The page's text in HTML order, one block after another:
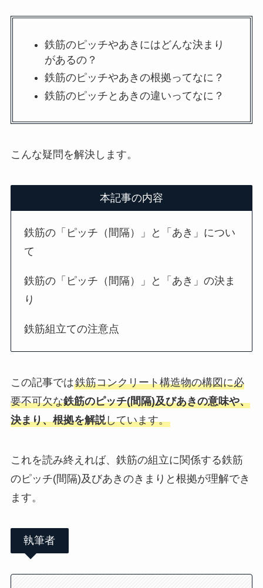
鉄筋のピッチやあきにはどんな決まり
があるの？
鉄筋のピッチやあきの根拠ってなに？
鉄筋のピッチとあきの違いってなに？
こんな疑問を解決します。
本記事の内容
鉄筋の「ピッチ（間隔）」と「あき」につい
て
鉄筋の「ピッチ（間隔）」と「あき」の決ま
り
鉄筋組立ての注意点
この記事では鉄筋コンクリート構造物の構図に必
要不可欠な鉄筋のピッチ(間隔)及びあきの意味や、
決まり、根拠を解説しています。
これを読み終えれば、鉄筋の組立に関係する鉄筋
のピッチ(間隔)及びあきのきまりと根拠が理解でき
ます。
執筆者